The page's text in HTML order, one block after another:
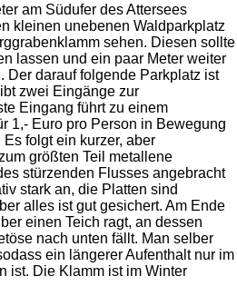
am Südufer des Attersees
kleinen unebenen Waldparkplatz
sehen. Diesen sollte
lassen und ein paar Meter weiter
Der darauf folgende Parkplatz ist
zwei Eingänge zur
Eingang führt zu einem
1,- Euro pro Person in Bewegung
folgt ein kurzer, aber
größten Teil metallene
stürzenden Flusses angebracht
stark an, die Platten sind
alles ist gut gesichert. Am Ende
einen Teich ragt, an dessen
nach unten fällt. Man selber
ein längerer Aufenthalt nur im
ist. Die Klamm ist im Winter